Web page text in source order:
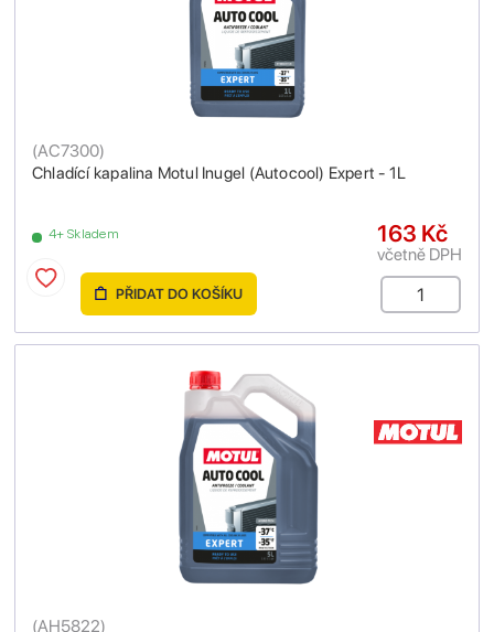
Chladící kapalina Motul Inugel (Autocool) Expert - 1L
(AC7300)
4+ Skladem 163 Kč
včetně DPH
PŘIDAT DO KOŠÍKU
(AH5822)